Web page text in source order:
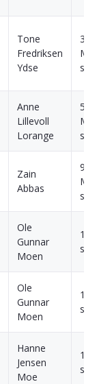
Tone
Fredriksen
Ydse
3
Anne
Lillevoll
Lorange
5
Zain
Abbas
9
Ole
Gunnar
Moen
1 År
Ole
Gunnar
Moen
1 År
Hanne
Jensen
Moe
1 År